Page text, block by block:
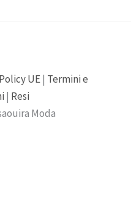
UE| Termini e
| Resi
Moda